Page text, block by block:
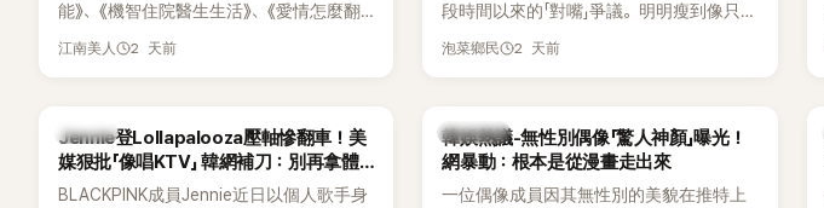
能》、《機智住院醫生生活》、《愛情怎麼翻
譯？》、《努力克服自卑的我們》等多部熱門
近況照意外掀起熱議，不是因為仙氣十足
的美貌，而是藏在纖細身材下的超狂背肌
與肩膀線條，反差感十足，讓不少網友看
江南美人 2 天前
段時間以來的「對嘴」爭議。明明瘦到像只剩
骨頭，怎麼還能唱出這麼驚人的爆發力和
泡菜鄉民 2 天前
K-POP
Jennie登Lollapalooza壓軸慘翻車！美
媒狠批「像唱KTV」 韓網補刀：別再拿體
力當藉口
BLACKPINK成員Jennie近日以個人歌手身
熱議討論
韓娛熱議-無性別偶像「驚人神顏」曝光！
網暴動：根本是從漫畫走出來
一位偶像成員因其無性別的美貌在推特上